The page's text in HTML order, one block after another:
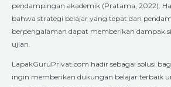
pendampingan akademik (Pratama, 2022).
bahwa strategi belajar yang tepat dan
berpengalaman dapat memberikan dampak
ujian.
LapakGuruPrivat.com hadir sebagai solusi
ingin memberikan dukungan belajar terbaik